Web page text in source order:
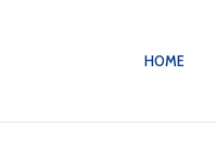
HOME